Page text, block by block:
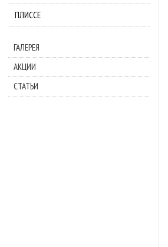
ПЛИССЕ
ГАЛЕРЕЯ
АКЦИИ
СТАТЬИ